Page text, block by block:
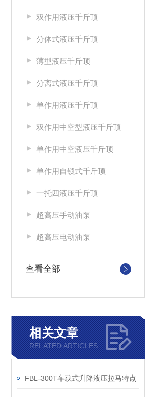
双作用液压千斤顶
分体式液压千斤顶
薄型液压千斤顶
分离式液压千斤顶
单作用液压千斤顶
双作用中空型液压千斤顶
单作用中空液压千斤顶
单作用自锁式千斤顶
一托四液压千斤顶
超高压手动油泵
超高压电动油泵
查看全部
相关文章
RELATED ARTICLES
FBL-300T车载式升降液压拉马特点